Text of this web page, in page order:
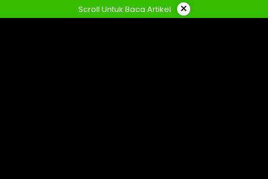
ke
Scroll Untuk Baca Artikel ×